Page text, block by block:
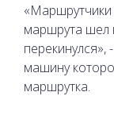
«Маршрутчики
маршрута шел
перекинулся»,
машину
маршрутка.